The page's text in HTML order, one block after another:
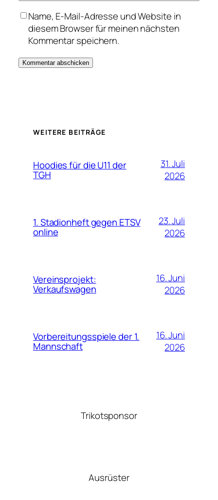
Name, E-Mail-Adresse und Website in
diesem Browser für meinen nächsten
Kommentar speichern.
WEITERE BEITRÄGE
Hoodies für die U11 der
TGH
31. Juli
2026
1. Stadionheft gegen ETSV
online
23. Juli
2026
Vereinsprojekt:
Verkaufswagen
16. Juni
2026
Vorbereitungsspiele der 1.
Mannschaft
16. Juni
2026
Trikotsponsor
Ausrüster